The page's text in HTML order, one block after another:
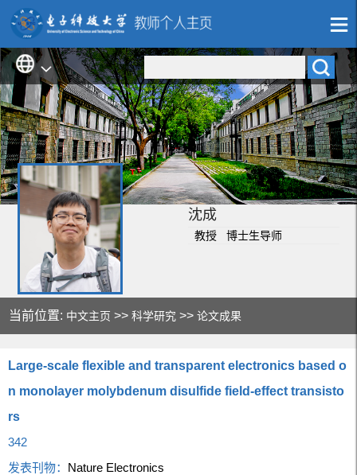
沈成
教授 博士生导师
当前位置: 中文主页 >>科学研究 >>论文成果
Large-scale flexible and transparent electronics based o
n monolayer molybdenum disulfide field-effect transisto
rs
342
发表刊物： Nature Electronics